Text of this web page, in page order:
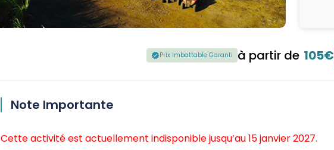
Prix Imbattable Garanti à partir de 105€
Note Importante
Cette activité est actuellement indisponible jusqu’au 15 janvier 2027.